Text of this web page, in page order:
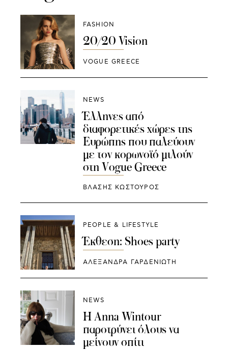
FASHION
20/20 Vision
VOGUE GREECE
NEWS
Έλληνες από
διαφορετικές χώρες της
Ευρώπης που παλεύουν
με τον κορωνοϊό μιλούν
στη Vogue Greece
ΒΛΑΣΗΣ ΚΩΣΤΟΥΡΟΣ
PEOPLE & LIFESTYLE
Έκθεση: Shoes party
ΑΛΕΞΑΝΔΡΑ ΓΑΡΔΕΝΙΩΤΗ
NEWS
H Anna Wintour
παροτρύνει όλους να
μείνουν σπίτι